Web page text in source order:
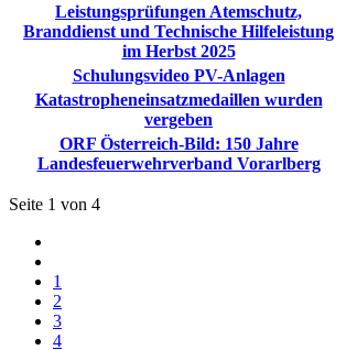
Leistungsprüfungen Atemschutz,
Branddienst und Technische Hilfeleistung
im Herbst 2025
Schulungsvideo PV-Anlagen
Katastropheneinsatzmedaillen wurden
vergeben
ORF Österreich-Bild: 150 Jahre
Landesfeuerwehrverband Vorarlberg
Seite 1 von 4
1
2
3
4